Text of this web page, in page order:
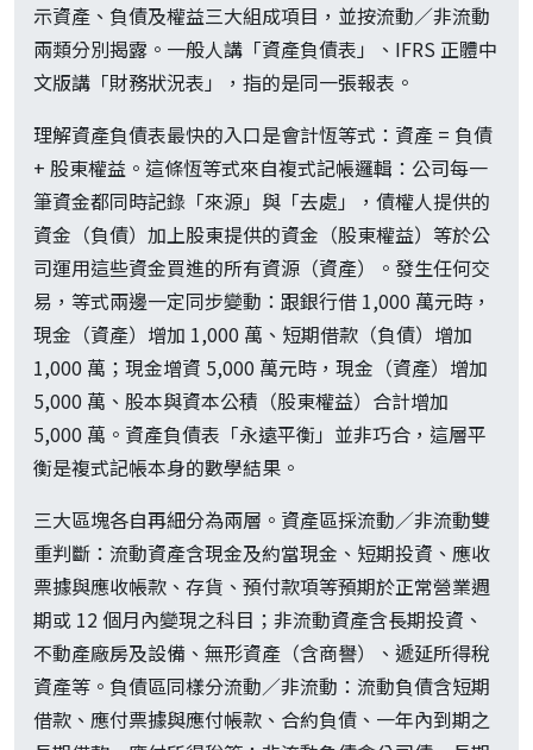
示資產、負債及權益三大組成項目，並按流動／非流動
兩類分別揭露。一般人講「資產負債表」、IFRS 正體中
文版講「財務狀況表」，指的是同一張報表。
理解資產負債表最快的入口是會計恆等式：資產 = 負債
+ 股東權益。這條恆等式來自複式記帳邏輯：公司每一
筆資金都同時記錄「來源」與「去處」，債權人提供的
資金（負債）加上股東提供的資金（股東權益）等於公
司運用這些資金買進的所有資源（資產）。發生任何交
易，等式兩邊一定同步變動：跟銀行借 1,000 萬元時，
現金（資產）增加 1,000 萬、短期借款（負債）增加
1,000 萬；現金增資 5,000 萬元時，現金（資產）增加
5,000 萬、股本與資本公積（股東權益）合計增加
5,000 萬。資產負債表「永遠平衡」並非巧合，這層平
衡是複式記帳本身的數學結果。
三大區塊各自再細分為兩層。資產區採流動／非流動雙
重判斷：流動資產含現金及約當現金、短期投資、應收
票據與應收帳款、存貨、預付款項等預期於正常營業週
期或 12 個月內變現之科目；非流動資產含長期投資、
不動產廠房及設備、無形資產（含商譽）、遞延所得稅
資產等。負債區同樣分流動／非流動：流動負債含短期
借款、應付票據與應付帳款、合約負債、一年內到期之